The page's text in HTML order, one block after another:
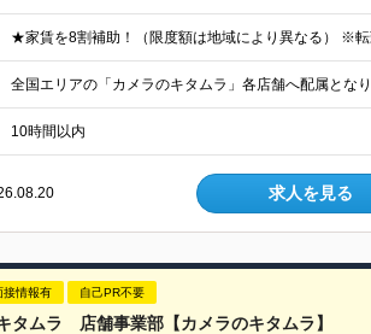
10時間以内
求人を見る
接情報有 自己PR不要
タムラ 店舗事業部【カメラのキタムラ】